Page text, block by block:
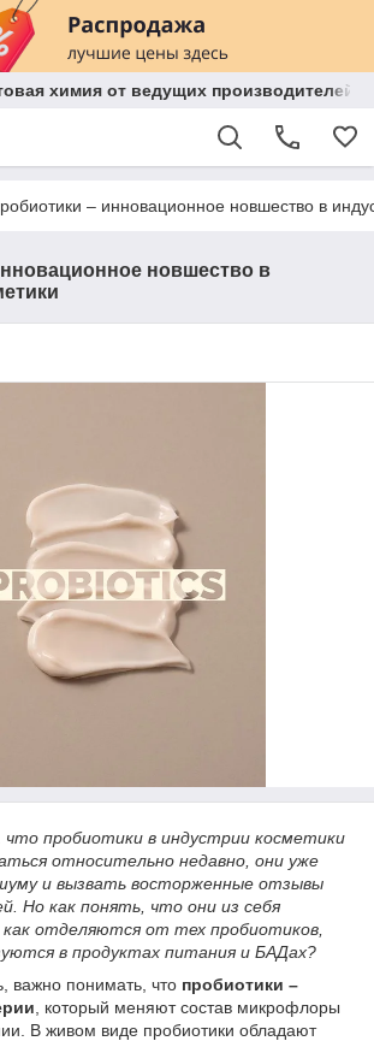
химия от ведущих производителей
– инновационное новшество в
новшество в
пробиотики в индустрии косметики
относительно недавно, они уже
и вызвать восторженные отзывы
Но как понять, что они из себя
отделяются от тех пробиотиков,
в продуктах питания и БАДах?
важно понимать, что пробиотики –
, который меняют состав микрофлоры
В живом виде пробиотики обладают